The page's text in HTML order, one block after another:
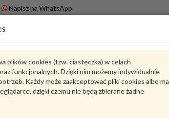
Napisz na WhatsApp
plików cookies (tzw. ciasteczka) w celach
funkcjonalnych. Dzięki nim możemy indywidualnie
Każdy może zaakceptować pliki cookies albo ma
dzięki czemu nie będą zbierane żadne